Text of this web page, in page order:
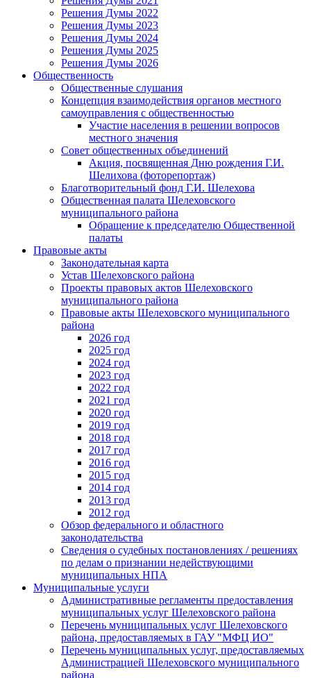
Решения Думы 2022
Решения Думы 2023
Решения Думы 2024
Решения Думы 2025
Решения Думы 2026
Общественность
Общественные слушания
Концепция взаимодействия органов местного
самоуправления с общественностью
Участие населения в решении вопросов
местного значения
Совет общественных объединений
Акция, посвященная Дню рождения Г.И.
Шелихова (фоторепортаж)
Благотворительный фонд Г.И. Шелехова
Общественная палата Шелеховского
муниципального района
Обращение к председателю Общественной
палаты
Правовые акты
Законодательная карта
Устав Шелеховского района
Проекты правовых актов Шелеховского
муниципального района
Правовые акты Шелеховского муниципального
района
2026 год
2025 год
2024 год
2023 год
2022 год
2021 год
2020 год
2019 год
2018 год
2017 год
2016 год
2015 год
2014 год
2013 год
2012 год
Обзор федерального и областного
законодательства
Сведения о судебных постановлениях / решениях
по делам о признании недействующими
муниципальных НПА
Муниципальные услуги
Административные регламенты предоставления
муниципальных услуг Шелеховского района
Перечень муниципальных услуг Шелеховского
района, предоставляемых в ГАУ "МФЦ ИО"
Перечень муниципальных услуг, предоставляемых
Администрацией Шелеховского муниципального
района